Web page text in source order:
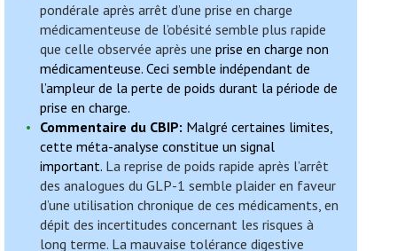
pondérale après arrêt d’une prise en charge
médicamenteuse de l’obésité semble plus rapide
que celle observée après une prise en charge non
médicamenteuse. Ceci semble indépendant de
l’ampleur de la perte de poids durant la période de
prise en charge.
Commentaire du CBIP: Malgré certaines limites,
cette méta-analyse constitue un signal
important. La reprise de poids rapide après l’arrêt
des analogues du GLP-1 semble plaider en faveur
d’une utilisation chronique de ces médicaments, en
dépit des incertitudes concernant les risques à
long terme. La mauvaise tolérance digestive